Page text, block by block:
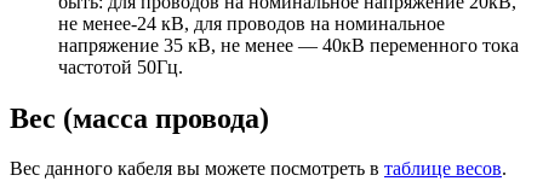
не менее-24 кВ, для проводов на номинальное
напряжение 35 кВ, не менее — 40кВ переменного тока
частотой 50Гц.
Вес (масса провода)
Вес данного кабеля вы можете посмотреть в таблице весов.